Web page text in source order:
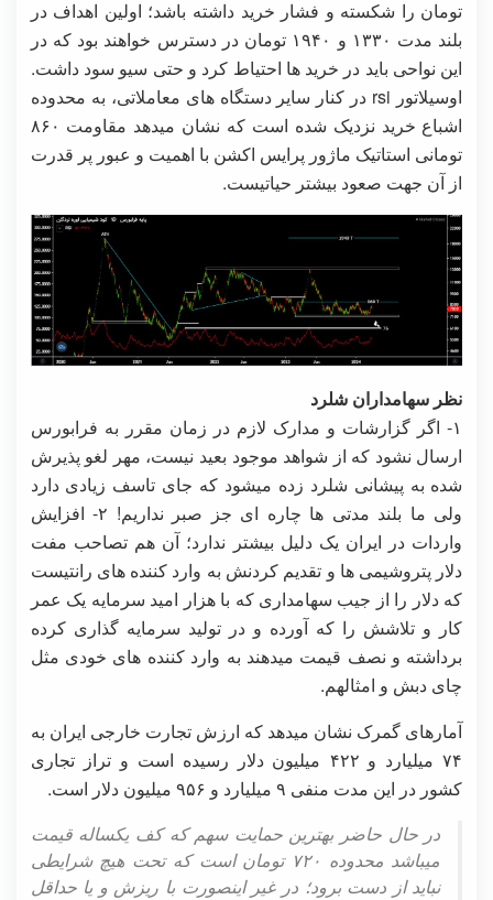
تومان را شکسته و فشار خرید داشته باشد؛ اولین اهداف در
بلند مدت ۱۳۳۰ و ۱۹۴۰ تومان در دسترس خواهند بود که در
این نواحی باید در خرید ها احتیاط کرد و حتی سیو سود داشت.
اوسیلاتور rsi در کنار سایر دستگاه های معاملاتی، به محدوده
اشباع خرید نزدیک شده است که نشان میدهد مقاومت ۸۶۰
تومانی استاتیک ماژور پرایس اکشن با اهمیت و عبور پر قدرت
از آن جهت صعود بیشتر حیاتیست.
نظر سهامداران شلرد
۱- اگر گزارشات و مدارک لازم در زمان مقرر به فرابورس
ارسال نشود که از شواهد موجود بعید نیست، مهر لغو پذیرش
شده به پیشانی شلرد زده میشود که جای تاسف زیادی دارد
ولی ما بلند مدتی ها چاره ای جز صبر نداریم! ۲- افزایش
واردات در ایران یک دلیل بیشتر ندارد؛ آن هم تصاحب مفت
دلار پتروشیمی ها و تقدیم کردنش به وارد کننده های رانتیست
که دلار را از جیب سهامداری که با هزار امید سرمایه یک عمر
کار و تلاشش را که آورده و در تولید سرمایه گذاری کرده
برداشته و نصف قیمت میدهند به وارد کننده های خودی مثل
چای دبش و امثالهم.
آمارهای گمرک نشان میدهد که ارزش تجارت خارجی ایران به
۷۴ میلیارد و ۴۲۲ میلیون دلار رسیده است و تراز تجاری
کشور در این مدت منفی ۹ میلیارد و ۹۵۶ میلیون دلار است.
در حال حاضر بهترین حمایت سهم که کف یکساله قیمت
میباشد محدوده ۷۲۰ تومان است که تحت هیچ شرایطی
نباید از دست برود؛ در غیر اینصورت با ریزش و یا حداقل